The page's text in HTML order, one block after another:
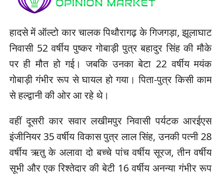
हादसे में ऑल्टो कार चालक पिथौरागढ़ के गिजगड़ा, झूलाघाट
निवासी 52 वर्षीय पुष्कर गोबाड़ी पुत्र बहादुर सिंह की मौके
पर ही मौत हो गई। जबकि उनका बेटा 22 वर्षीय मयंक
गोबाड़ी गंभीर रूप से घायल हो गया। पिता-पुत्र किसी काम
से हल्द्वानी की ओर आ रहे थे।
वहीं दूसरी कार सवार लखीमपुर निवासी पर्यटक आरईएस
इंजीनियर 35 वर्षीय विकास पुत्र लाल सिंह, उनकी पत्नी 28
वर्षीय ऋतु के अलावा दो बच्चे पांच वर्षीय सूरज, तीन वर्षीय
सूभी और एक रिश्तेदार की बेटी 16 वर्षीय अनन्या गंभीर रूप